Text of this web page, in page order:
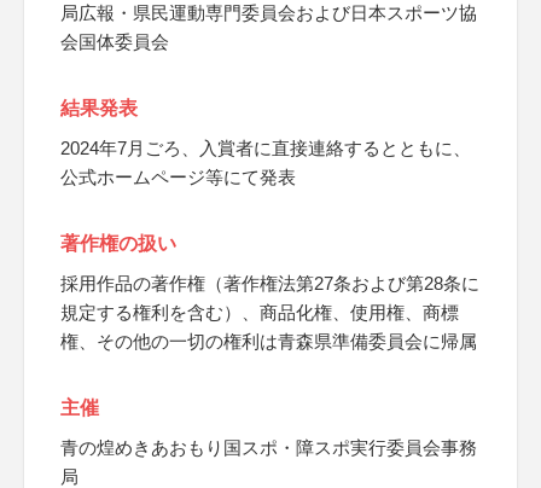
局広報・県民運動専門委員会および日本スポーツ協
会国体委員会
結果発表
2024年7月ごろ、入賞者に直接連絡するとともに、
公式ホームページ等にて発表
著作権の扱い
採用作品の著作権（著作権法第27条および第28条に
規定する権利を含む）、商品化権、使用権、商標
権、その他の一切の権利は青森県準備委員会に帰属
主催
青の煌めきあおもり国スポ・障スポ実行委員会事務
局